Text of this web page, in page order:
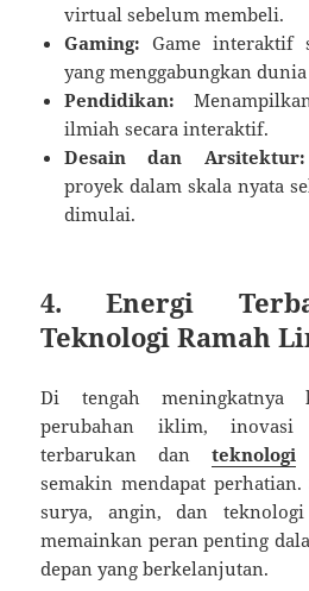
virtual sebelum membeli.
Gaming: Game interaktif
yang menggabungkan
Pendidikan:
ilmiah secara interaktif.
Desain dan Arsitektur:
proyek dalam skala nyata
dimulai.
4. Energi
Teknologi Ramah
Di tengah meningkatnya
perubahan iklim,
terbarukan dan teknologi
semakin mendapat
surya, angin, dan
memainkan peran penting
depan yang berkelanjutan.